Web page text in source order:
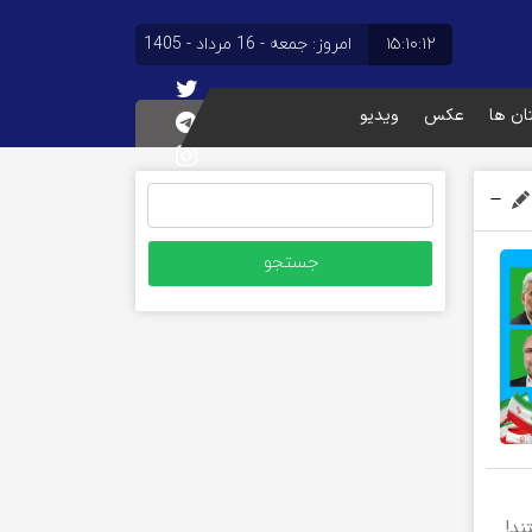
۱۵:۱۰:۱۲ امروز: جمعه - 16 مرداد - 1405
ها عکس ویدیو
برای: